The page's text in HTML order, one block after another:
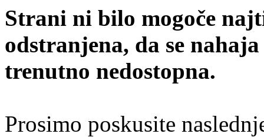
Strani ni bilo mogoče
odstranjena, da se
trenutno nedostopna.
Prosimo poskusite